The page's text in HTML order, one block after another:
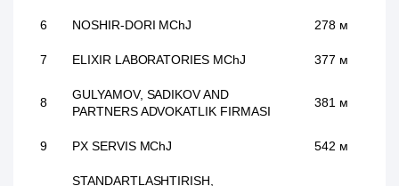
6 NOSHIR-DORI MChJ 278 м
7 ELIXIR LABORATORIES MChJ 377 м
8
GULYAMOV, SADIKOV AND
PARTNERS ADVOKATLIK FIRMASI
381 м
9 PX SERVIS MChJ 542 м
STANDARTLASHTIRISH,